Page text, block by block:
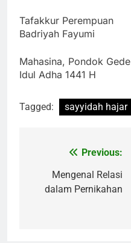
Tafakkur Perempuan
Badriyah Fayumi
Mahasina, Pondok Gede
Idul Adha 1441 H
Tagged: sayyidah hajar
navigation
Previous:
Mengenal Relasi
dalam Pernikahan